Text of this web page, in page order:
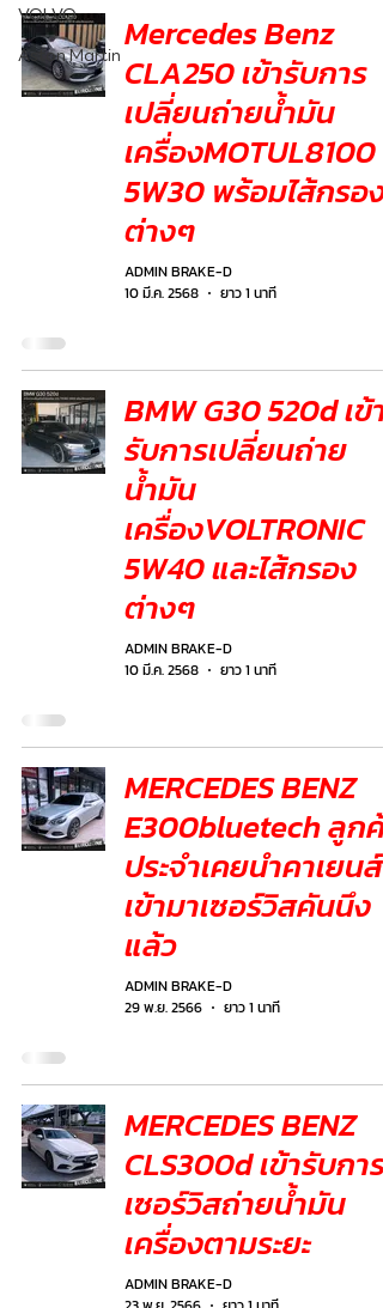
VOLVO
Aston MartinMercedes Benz
CLA250 เข้ารับการ
เปลี่ยนถ่ายน้ำมัน
เครื่องMOTUL8100
5W30 พร้อมไส้กรอง
ต่างๆ
ADMIN BRAKE-D
10 มี.ค. 2568
ยาว 1 นาที
BMW G30 520d เข้า
รับการเปลี่ยนถ่าย
น้ำมัน
เครื่องVOLTRONIC
5W40 และไส้กรอง
ต่างๆ
ADMIN BRAKE-D
10 มี.ค. 2568
ยาว 1 นาที
MERCEDES BENZ
E300bluetech ลูกค้า
ประจำเคยนำคาเยนส์
เข้ามาเซอร์วิสคันนึง
แล้ว
ADMIN BRAKE-D
29 พ.ย. 2566
ยาว 1 นาที
MERCEDES BENZ
CLS300d เข้ารับการ
เซอร์วิสถ่ายน้ำมัน
เครื่องตามระยะ
ADMIN BRAKE-D